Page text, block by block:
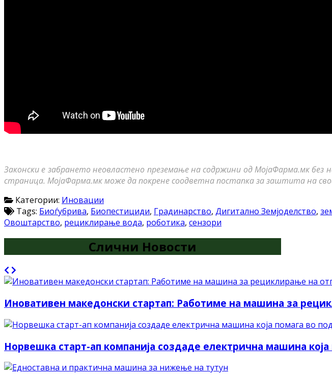
Законски е забрането неовластено преземање на содржини од МојаФарма.мк
страница. МојаФарма.мк може да покрене соодветна постапка за заштита на
Категории: Иновации
Tags: Биоѓубрива, Биопестициди, Градинарство, Дигитално Земјоделство,
Овоштарство, рециклирање вода, роботика, сензори
Слични Новости
Иновативен македонски стартап: Работиме на машина за
Норвешка старт-ап компанија создаде електрична машина